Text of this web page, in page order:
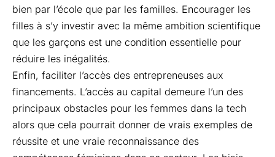
bien par l’école que par les familles. Encourager les
filles à s’y investir avec la même ambition scientifique
que les garçons est une condition essentielle pour
réduire les inégalités.
Enfin, faciliter l’accès des entrepreneuses aux
financements. L’accès au capital demeure l’un des
principaux obstacles pour les femmes dans la tech
alors que cela pourrait donner de vrais exemples de
réussite et une vraie reconnaissance des